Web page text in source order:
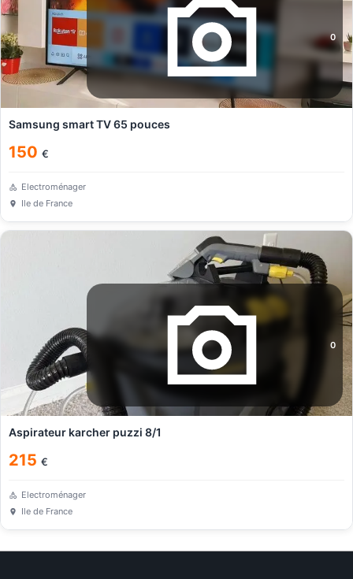
0
Samsung smart TV 65 pouces
150 €
Electroménager
Ile de France
0
Aspirateur karcher puzzi 8/1
215 €
Electroménager
Ile de France